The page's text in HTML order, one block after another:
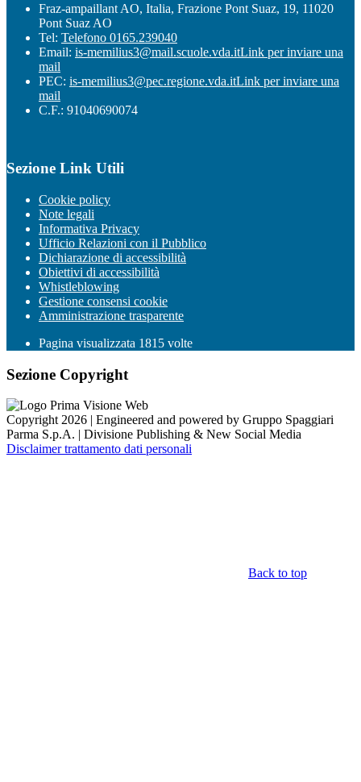
Fraz-ampaillant AO, Italia, Frazione Pont Suaz, 19, 11020
Pont Suaz AO
Tel: Telefono 0165.239040
Email: is-memilius3@mail.scuole.vda.itLink per inviare una
mail
PEC: is-memilius3@pec.regione.vda.itLink per inviare una
mail
C.F.: 91040690074
Sezione Link Utili
Cookie policy
Note legali
Informativa Privacy
Ufficio Relazioni con il Pubblico
Dichiarazione di accessibilità
Obiettivi di accessibilità
Whistleblowing
Gestione consensi cookie
Amministrazione trasparente
Pagina visualizzata 1815 volte
Sezione Copyright
Copyright 2026 | Engineered and powered by Gruppo Spaggiari
Parma S.p.A. | Divisione Publishing & New Social Media
Disclaimer trattamento dati personali
Back to top